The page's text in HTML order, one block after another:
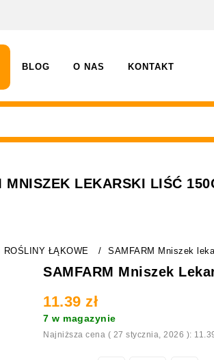
BLOG O NAS KONTAKT
MNISZEK LEKARSKI LIŚĆ
ROŚLINY ŁĄKOWE / SAMFARM Mniszek
SAMFARM Mniszek
11.39 zł
7 w magazynie
Najniższa cena ( 27 stycznia, 2026 ):